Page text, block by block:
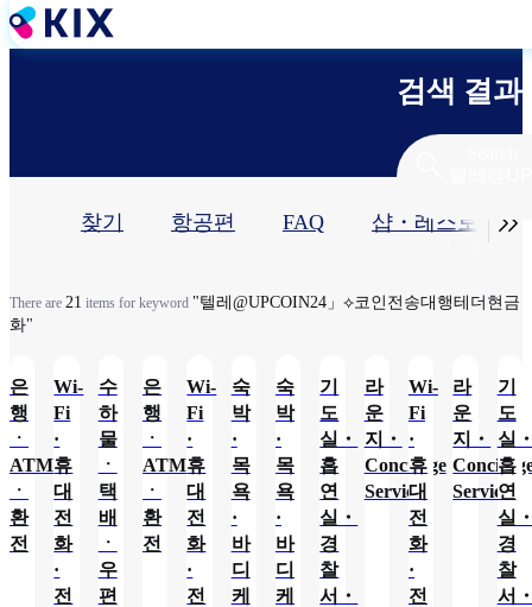
주
요
검색 결과
탭
찾기 항공편 FAQ 샵・레스토랑​ 
There are 21 items for keyword "텔레@UPCOIN24」⟡코인전송대행테더현금
화"
은
행
ㆍ
ATM
ㆍ
환
전
Wi-
Fi
·
휴
대
전
화
·
전
수
하
물
ㆍ
택
배
ㆍ
우
편
은
행
ㆍ
ATM
ㆍ
환
전
Wi-
Fi
·
휴
대
전
화
·
전
숙
박
·
목
욕
·
바
디
케
숙
박
·
목
욕
·
바
디
케
기
도
실・
흡
연
실・
경
찰
서・
라
운
지・
Concierge
Service
Wi-
Fi
·
휴
대
전
화
·
전
라
운
지・
Service
기
도
실
흡
연
실
경
찰
서